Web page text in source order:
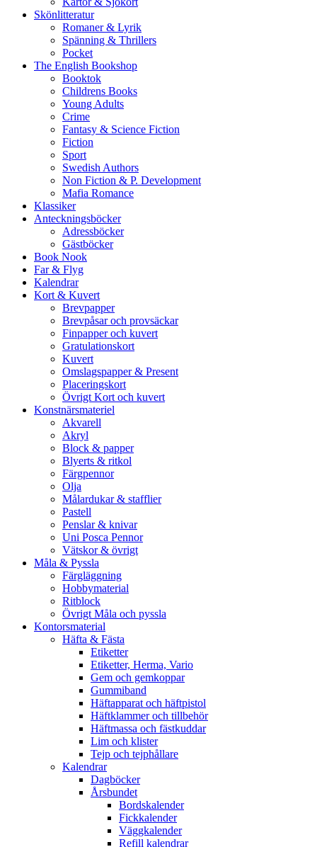
Skönlitteratur
Romaner & Lyrik
Spänning & Thrillers
Pocket
The English Bookshop
Booktok
Childrens Books
Young Adults
Crime
Fantasy & Science Fiction
Fiction
Sport
Swedish Authors
Non Fiction & P. Development
Mafia Romance
Klassiker
Anteckningsböcker
Adressböcker
Gästböcker
Book Nook
Far & Flyg
Kalendrar
Kort & Kuvert
Brevpapper
Brevpåsar och provsäckar
Finpapper och kuvert
Gratulationskort
Kuvert
Omslagspapper & Present
Placeringskort
Övrigt Kort och kuvert
Konstnärsmateriel
Akvarell
Akryl
Block & papper
Blyerts & ritkol
Färgpennor
Olja
Målardukar & stafflier
Pastell
Penslar & knivar
Uni Posca Pennor
Vätskor & övrigt
Måla & Pyssla
Färgläggning
Hobbymaterial
Ritblock
Övrigt Måla och pyssla
Kontorsmaterial
Häfta & Fästa
Etiketter
Etiketter, Herma, Vario
Gem och gemkoppar
Gummiband
Häftapparat och häftpistol
Häftklammer och tillbehör
Häftmassa och fästkuddar
Lim och klister
Tejp och tejphållare
Kalendrar
Dagböcker
Årsbundet
Bordskalender
Fickkalender
Väggkalender
Refill kalendrar